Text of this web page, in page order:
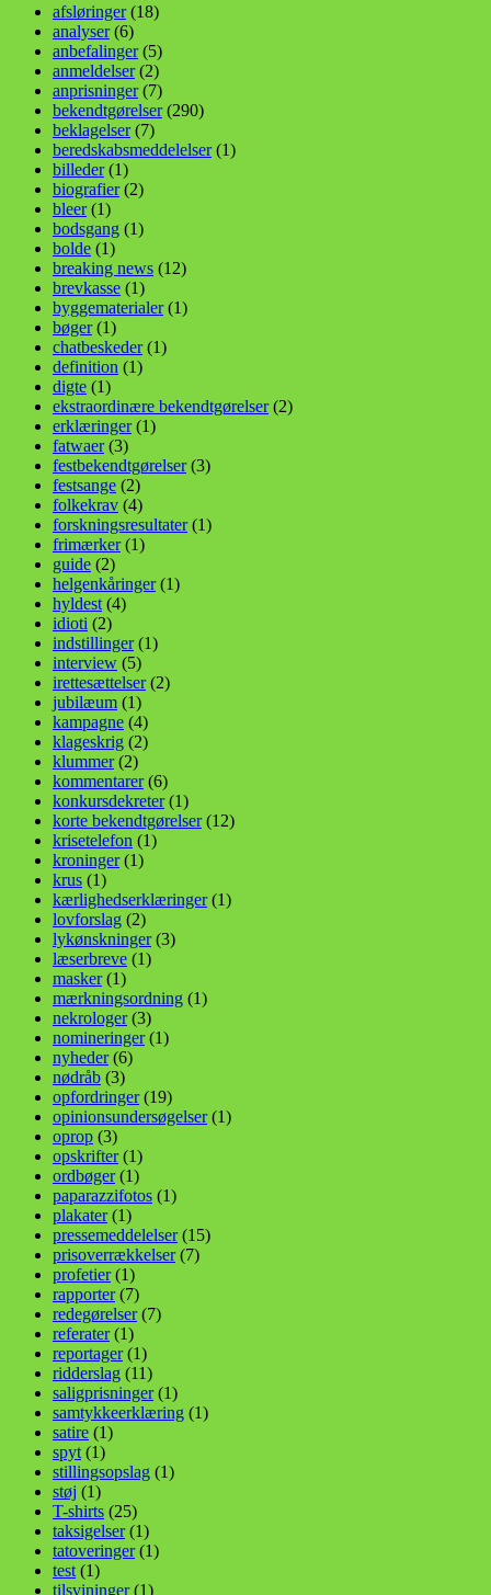
afsløringer(18)
analyser(6)
anbefalinger(5)
anmeldelser(2)
anprisninger(7)
bekendtgørelser(290)
beklagelser(7)
beredskabsmeddelelser(1)
billeder(1)
biografier(2)
bleer(1)
bodsgang (1)
bolde (1)
breaking news (12)
brevkasse (1)
byggematerialer(1)
bøger(1)
chatbeskeder(1)
definition (1)
digte (1)
ekstraordinære bekendtgørelser(2)
erklæringer(1)
fatwaer(3)
festbekendtgørelser(3)
festsange (2)
folkekrav (4)
forskningsresultater(1)
frimærker(1)
guide (2)
helgenkåringer(1)
hyldest (4)
idioti (2)
indstillinger(1)
interview (5)
irettesættelser(2)
jubilæum (1)
kampagne (4)
klageskrig (2)
klummer(2)
kommentarer(6)
konkursdekreter(1)
korte bekendtgørelser(12)
krisetelefon (1)
kroninger(1)
krus (1)
kærlighedserklæringer(1)
lovforslag (2)
lykønskninger(3)
læserbreve (1)
masker(1)
mærkningsordning (1)
nekrologer(3)
nomineringer(1)
nyheder(6)
nødråb (3)
opfordringer(19)
opinionsundersøgelser(1)
oprop (3)
opskrifter(1)
ordbøger(1)
paparazzifotos (1)
plakater(1)
pressemeddelelser(15)
prisoverrækkelser(7)
profetier(1)
rapporter(7)
redegørelser(7)
referater(1)
reportager(1)
ridderslag (11)
saligprisninger(1)
samtykkeerklæring (1)
satire (1)
spyt (1)
stillingsopslag (1)
støj (1)
T-shirts (25)
taksigelser(1)
tatoveringer(1)
test (1)
tilsvininger(1)